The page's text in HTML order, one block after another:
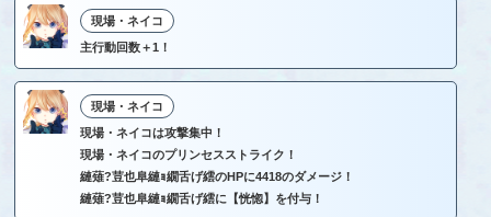
現場・ネイコ
主行動回数＋1！
現場・ネイコ
現場・ネイコは攻撃集中！
現場・ネイコのプリンセスストライク！
縺薙?荳也阜縺ｮ繝舌げ繧のHPに4418のダメージ！
縺薙?荳也阜縺ｮ繝舌げ繧に【恍惚】を付与！